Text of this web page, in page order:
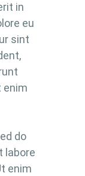
in
eu
sint
enim
do
labore
enim